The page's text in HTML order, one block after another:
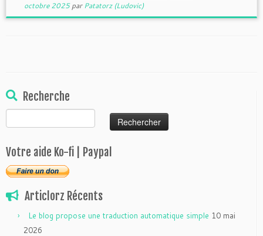
octobre 2025 parPatatorz (Ludovic)
Recherche
Votre aide Ko-fi | Paypal
Articlorz Récents
Le blog propose une traduction automatique simple 10 mai
2026